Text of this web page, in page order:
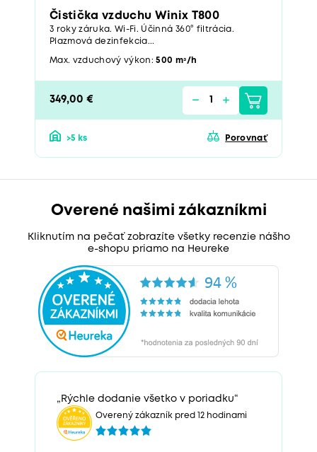
Čistička vzduchu Winix T800
3 roky záruka. Wi-Fi. Účinná 360° filtrácia.
Plazmová dezinfekcia...
Max. vzduchový výkon:500 mᶟ/h
349,00 €
>5 ks Porovnať
Overené našimi zákazníkmi
Kliknutím na pečať zobrazíte všetky recenzie nášho
e-shopu priamo na Heureke
„Rýchle dodanie všetko v poriadku“
Overený zákazník pred 12 hodinami